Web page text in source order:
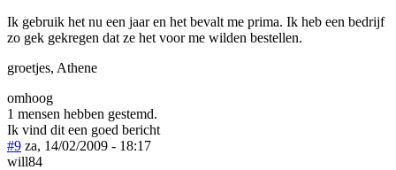
Ik gebruik het nu een jaar en het bevalt me prima. Ik heb een bedrijf
zo gek gekregen dat ze het voor me wilden bestellen.
groetjes, Athene
omhoog
1 mensen hebben gestemd.
Ik vind dit een goed bericht
#9 za, 14/02/2009 - 18:17
will84